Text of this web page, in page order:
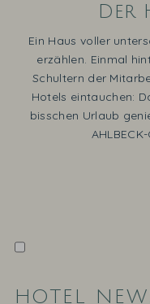
Der
Ein Haus voller
erzählen. Einmal
Schultern der
Hotels eintauchen:
bisschen Urlaub
HOTEL